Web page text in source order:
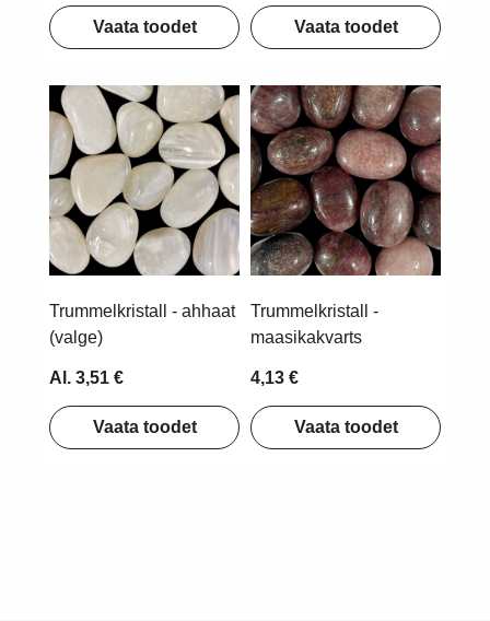
Vaata toodet Vaata toodet
Trummelkristall - ahhaat
(valge)
Al. 3,51 €
Vaata toodet
Trummelkristall -
maasikakvarts
4,13 €
Vaata toodet